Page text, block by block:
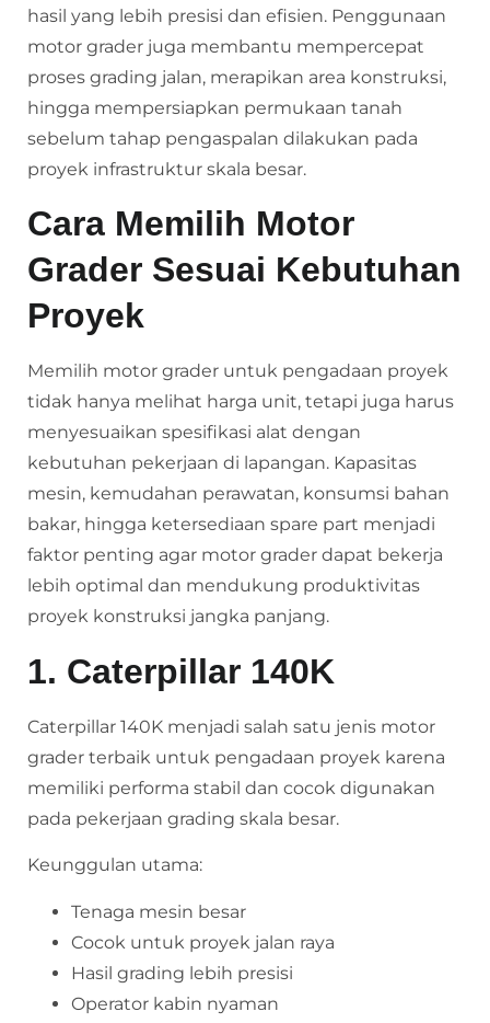
hasil yang lebih presisi dan efisien. Penggunaan
motor grader juga membantu mempercepat
proses grading jalan, merapikan area konstruksi,
hingga mempersiapkan permukaan tanah
sebelum tahap pengaspalan dilakukan pada
proyek infrastruktur skala besar.
Cara Memilih Motor
Grader Sesuai Kebutuhan
Proyek
Memilih motor grader untuk pengadaan proyek
tidak hanya melihat harga unit, tetapi juga harus
menyesuaikan spesifikasi alat dengan
kebutuhan pekerjaan di lapangan. Kapasitas
mesin, kemudahan perawatan, konsumsi bahan
bakar, hingga ketersediaan spare part menjadi
faktor penting agar motor grader dapat bekerja
lebih optimal dan mendukung produktivitas
proyek konstruksi jangka panjang.
1. Caterpillar 140K
Caterpillar 140K menjadi salah satu jenis motor
grader terbaik untuk pengadaan proyek karena
memiliki performa stabil dan cocok digunakan
pada pekerjaan grading skala besar.
Keunggulan utama:
Tenaga mesin besar
Cocok untuk proyek jalan raya
Hasil grading lebih presisi
Operator kabin nyaman